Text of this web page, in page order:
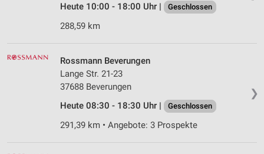
Heute 10:00 - 18:00 Uhr |
Geschlossen
288,59 km
❯
Rossmann Beverungen
Lange Str. 21-23
37688 Beverungen
Heute 08:30 - 18:30 Uhr |
Geschlossen
291,39 km • Angebote: 3 Prospekte